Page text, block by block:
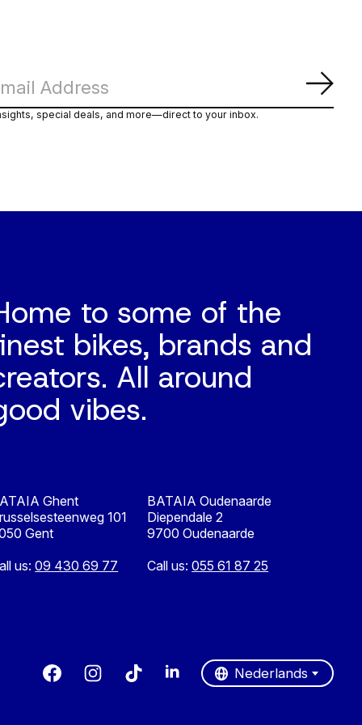
special deals, and more—direct to your inbox.
to some of the
bikes, brands and
All around
vibes.
Ghent
101
Gent
us:09 430 69 77
BATAIA Oudenaarde
Diependale 2
9700 Oudenaarde
Call us:055 61 87 25
Nederlands